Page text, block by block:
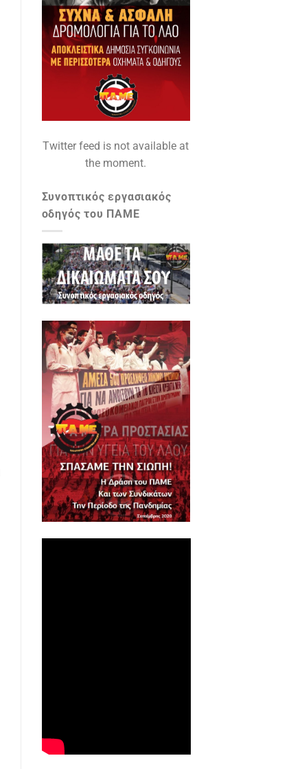
Twitter feed is not available at
the moment.
Συνοπτικός εργασιακός
οδηγός του ΠΑΜΕ